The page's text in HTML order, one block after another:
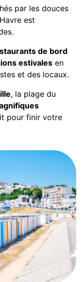
par les douces
est
de bord
estivales en
et des locaux.
, la plage du
pour finir votre